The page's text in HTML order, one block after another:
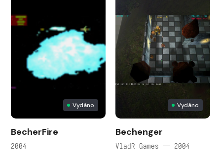
Vydáno
BecherFire
2004
Vydáno
Bechenger
VladR Games — 2004